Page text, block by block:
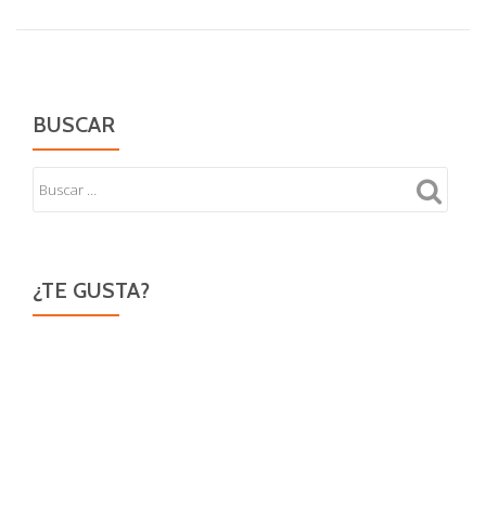
BUSCAR
¿TE GUSTA?